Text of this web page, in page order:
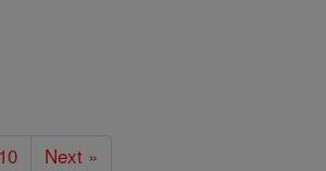
10 Next »